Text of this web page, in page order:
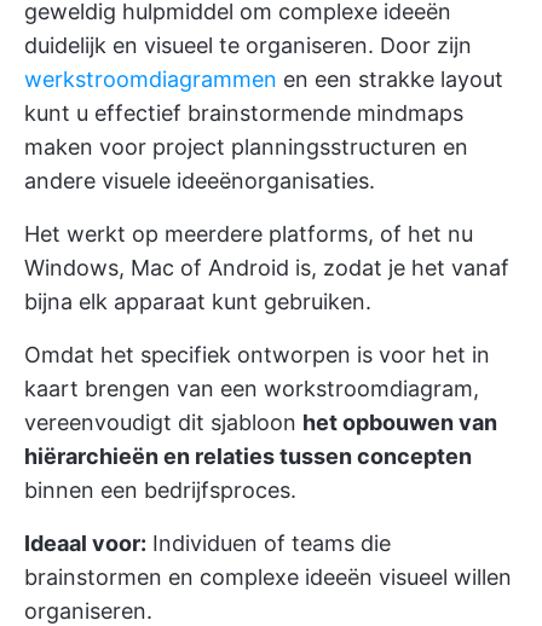
geweldig hulpmiddel om complexe ideeën
duidelijk en visueel te organiseren. Door zijn
werkstroomdiagrammen en een strakke layout
kunt u effectief brainstormende mindmaps
maken voor project planningsstructuren en
andere visuele ideeënorganisaties.
Het werkt op meerdere platforms, of het nu
Windows, Mac of Android is, zodat je het vanaf
bijna elk apparaat kunt gebruiken.
Omdat het specifiek ontworpen is voor het in
kaart brengen van een workstroomdiagram,
vereenvoudigt dit sjabloon het opbouwen van
hiërarchieën en relaties tussen concepten
binnen een bedrijfsproces.
Ideaal voor: Individuen of teams die
brainstormen en complexe ideeën visueel willen
organiseren.